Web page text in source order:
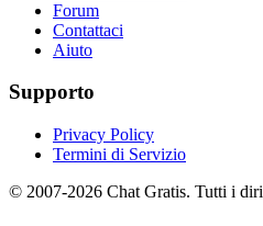
Forum
Contattaci
Aiuto
Supporto
Privacy Policy
Termini di Servizio
© 2007-2026 Chat Gratis. Tutti i